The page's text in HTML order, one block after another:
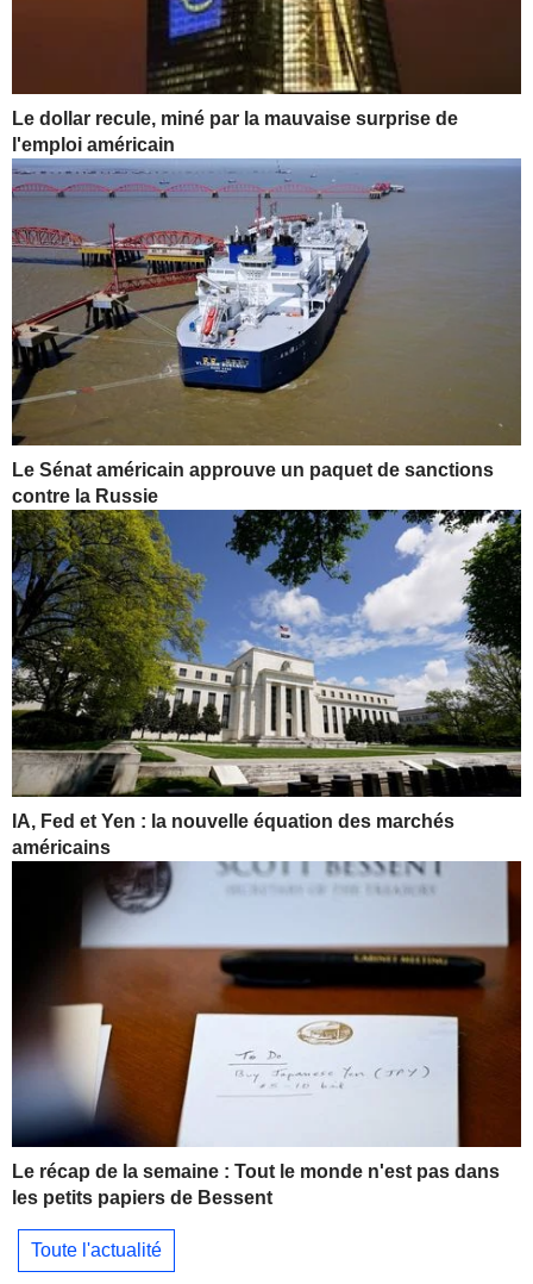
Le dollar recule, miné par la mauvaise surprise de
l'emploi américain
Le Sénat américain approuve un paquet de sanctions
contre la Russie
IA, Fed et Yen : la nouvelle équation des marchés
américains
Le récap de la semaine : Tout le monde n'est pas dans
les petits papiers de Bessent
Toute l'actualité